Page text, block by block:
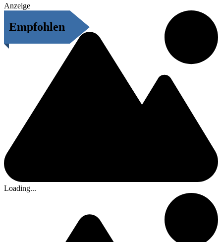
Anzeige
Empfohlen
Loading...